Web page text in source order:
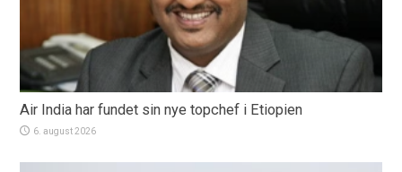
Air India har fundet sin nye topchef i Etiopien
6. august 2026